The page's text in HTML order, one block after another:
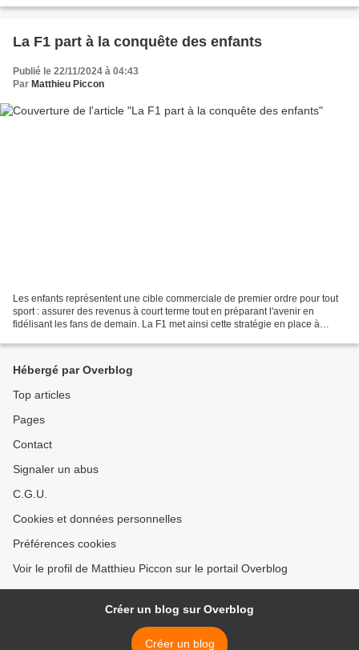
La F1 part à la conquête des enfants
Publié le 22/11/2024 à 04:43
Par Matthieu Piccon
Les enfants représentent une cible commerciale de premier ordre pour tout
sport : assurer des revenus à court terme tout en préparant l'avenir en
fidélisant les fans de demain. La F1 met ainsi cette stratégie en place à
Hébergé par Overblog
Top articles
Pages
Contact
Signaler un abus
C.G.U.
Cookies et données personnelles
Préférences cookies
Voir le profil de Matthieu Piccon sur le portail Overblog
Créer un blog sur Overblog
Créer un blog